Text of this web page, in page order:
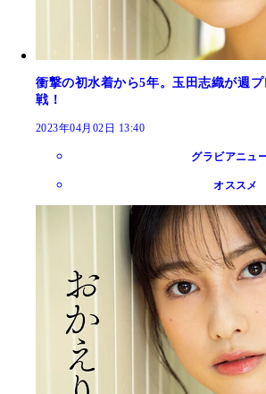
衝撃の初水着から5年。玉田志織が週
戦！
2023年04月02日 13:40
グラビアニュ
オススメ